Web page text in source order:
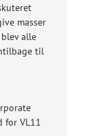
masser
alle
til
for VL11